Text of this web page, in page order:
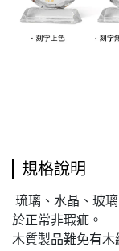
規格說明
琉璃、水晶、玻
於正常非瑕疵。
木質製品難免有木